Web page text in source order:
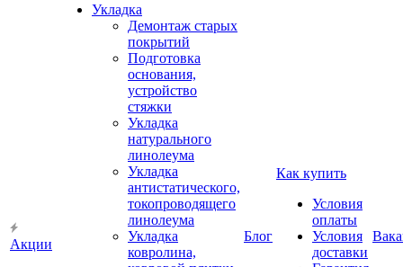
Акции
Укладка
Демонтаж старых
покрытий
Подготовка
основания,
устройство
стяжки
Укладка
натурального
линолеума
Укладка
антистатического,
токопроводящего
линолеума
Укладка
ковролина,
Блог
Как купить
Условия
оплаты
Условия
доставки